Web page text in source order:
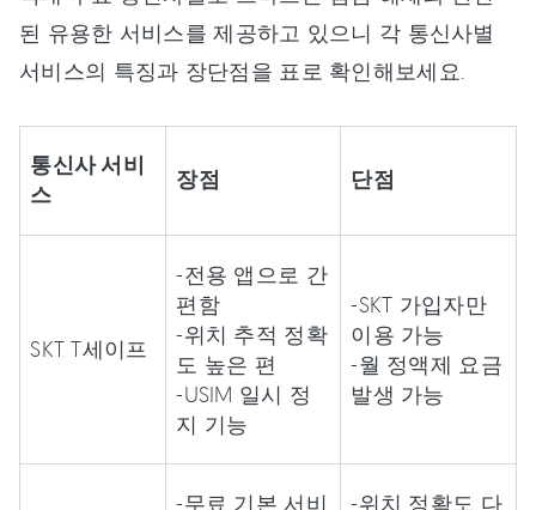
된 유용한 서비스를 제공하고 있으니 각 통신사별
서비스의 특징과 장단점을 표로 확인해보세요.
통신사 서비
스
장점 단점
SKT T세이프
-전용 앱으로 간
편함
-위치 추적 정확
도 높은 편
-USIM 일시 정
지 기능
-SKT 가입자만
이용 가능
-월 정액제 요금
발생 가능
-무료 기본 서비
-위치 정확도 다